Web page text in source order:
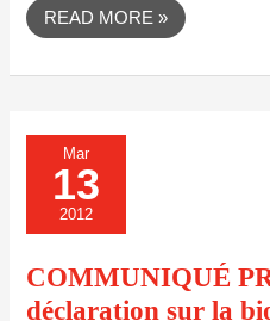
READ MORE »
Mar
13
2012
COMMUNIQUÉ
déclaration sur la
PRESSE:
UN
DÉCLARATION
SUR
LA